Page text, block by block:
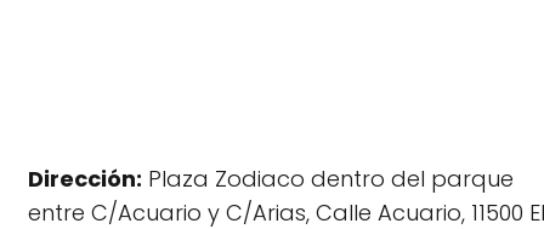
Dirección: Plaza Zodiaco dentro del parque
entre C/Acuario y C/Arias, Calle Acuario, 11500 El